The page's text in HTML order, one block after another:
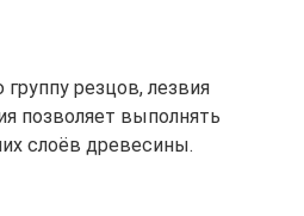
резцов, лезвия
позволяет выполнять
слоёв древесины.